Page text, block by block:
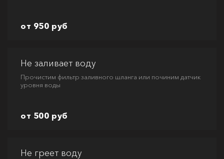
от 950 руб
Не заливает воду
Прочистим фильтр заливного шланга или починим датчик
уровня воды
от 500 руб
Не греет воду